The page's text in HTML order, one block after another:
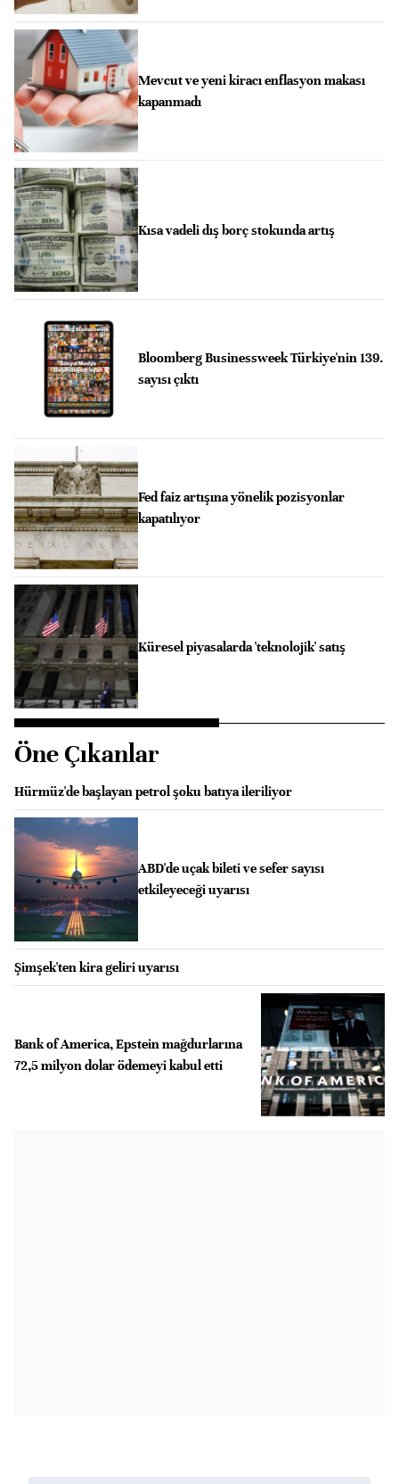
Mevcut ve yeni kiracı enflasyon makası
kapanmadı
Kısa vadeli dış borç stokunda artış
Bloomberg Businessweek Türkiye'nin 139.
sayısı çıktı
Fed faiz artışına yönelik pozisyonlar
kapatılıyor
Küresel piyasalarda 'teknolojik' satış
Öne Çıkanlar
Hürmüz'de başlayan petrol şoku batıya ileriliyor
ABD'de uçak bileti ve sefer sayısı
etkileyeceği uyarısı
Şimşek'ten kira geliri uyarısı
Bank of America, Epstein mağdurlarına
72,5 milyon dolar ödemeyi kabul etti